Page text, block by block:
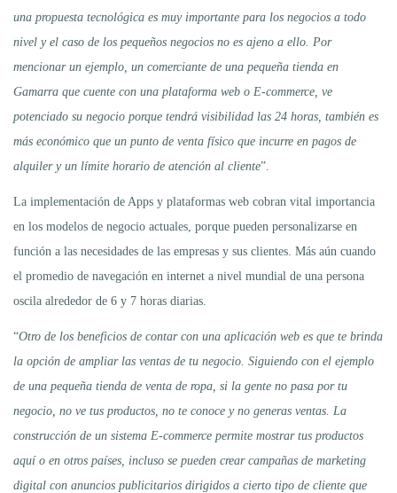
una propuesta tecnológica es muy importante para los negocios a todo
nivel y el caso de los pequeños negocios no es ajeno a ello. Por
mencionar un ejemplo, un comerciante de una pequeña tienda en
Gamarra que cuente con una plataforma web o E-commerce, ve
potenciado su negocio porque tendrá visibilidad las 24 horas, también es
más económico que un punto de venta físico que incurre en pagos de
alquiler y un límite horario de atención al cliente”.
La implementación de Apps y plataformas web cobran vital importancia
en los modelos de negocio actuales, porque pueden personalizarse en
función a las necesidades de las empresas y sus clientes. Más aún cuando
el promedio de navegación en internet a nivel mundial de una persona
oscila alrededor de 6 y 7 horas diarias.
“Otro de los beneficios de contar con una aplicación web es que te brinda
la opción de ampliar las ventas de tu negocio. Siguiendo con el ejemplo
de una pequeña tienda de venta de ropa, si la gente no pasa por tu
negocio, no ve tus productos, no te conoce y no generas ventas. La
construcción de un sistema E-commerce permite mostrar tus productos
aquí o en otros países, incluso se pueden crear campañas de marketing
digital con anuncios publicitarios dirigidos a cierto tipo de cliente que